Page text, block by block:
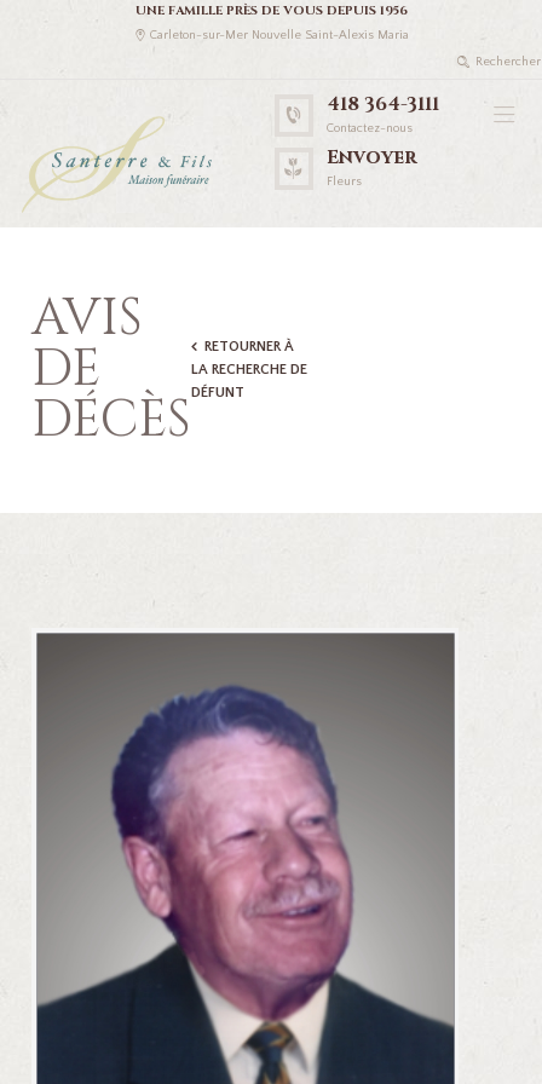
UNE FAMILLE PRÈS DE VOUS DEPUIS 1956
Carleton-sur-Mer Nouvelle Saint-Alexis Maria
418 364-3111
Contactez-nous
Envoyer
Fleurs
AVIS
DE
DÉCÈS
RETOURNER À
LA RECHERCHE DE
DÉFUNT